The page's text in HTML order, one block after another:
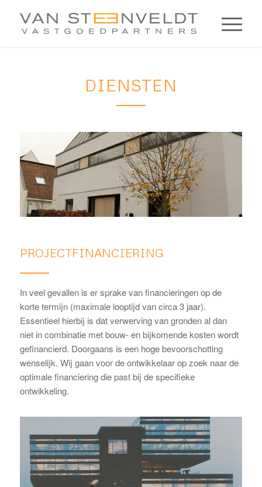
DIENSTEN
PROJECTFINANCIERING
In veel gevallen is er sprake van financieringen op de
korte termijn (maximale looptijd van circa 3 jaar).
Essentieel hierbij is dat verwerving van gronden al dan
niet in combinatie met bouw- en bijkomende kosten wordt
gefinancierd. Doorgaans is een hoge bevoorschotting
wenselijk. Wij gaan voor de ontwikkelaar op zoek naar de
optimale financiering die past bij de specifieke
ontwikkeling.